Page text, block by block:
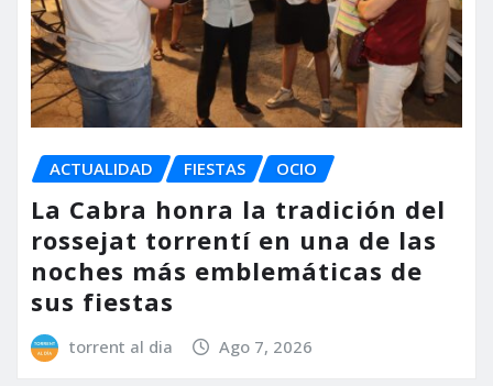
ACTUALIDAD FIESTAS OCIO
La Cabra honra la tradición del
rossejat torrentí en una de las
noches más emblemáticas de
sus fiestas
torrent al dia Ago 7, 2026